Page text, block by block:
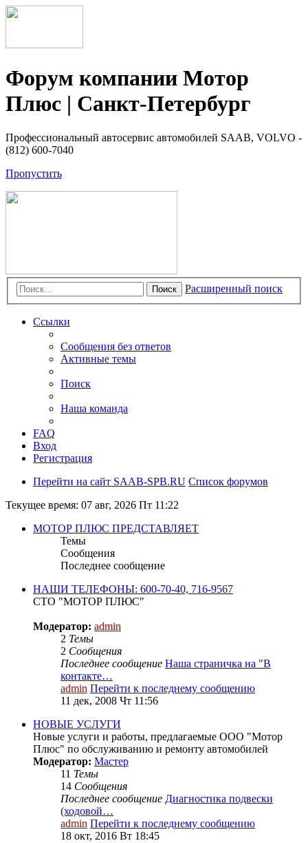
Форум компании Мотор
Плюс | Санкт-Петербург
Профессиональный автосервис автомобилей SAAB, VOLVO -
(812) 600-7040
Пропустить
Поиск Расширенный поиск
Ссылки
Сообщения без ответов
Активные темы
Поиск
Наша команда
FAQ
Вход
Регистрация
Перейти на сайт SAAB-SPB.RU Список форумов
Текущее время: 07 авг, 2026 Пт 11:22
МОТОР ПЛЮС ПРЕДСТАВЛЯЕТ
Темы
Сообщения
Последнее сообщение
НАШИ ТЕЛЕФОНЫ: 600-70-40, 716-9567
СТО "МОТОР ПЛЮС"
Модератор: admin
2 Темы
2 Сообщения
Последнее сообщение Наша страничка на "В
контакте…
admin Перейти к последнему сообщению
11 дек, 2008 Чт 11:56
НОВЫЕ УСЛУГИ
Новые услуги и работы, предлагаемые ООО "Мотор
Плюс" по обслуживанию и ремонту автомобилей
Модератор: Мастер
11 Темы
14 Сообщения
Последнее сообщение Диагностика подвески
(ходовой…
admin Перейти к последнему сообщению
18 окт, 2016 Вт 18:45